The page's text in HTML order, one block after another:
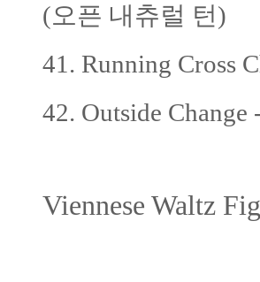
(오픈 내츄럴 턴)
41. Running Cross
42. Outside
Viennese Waltz